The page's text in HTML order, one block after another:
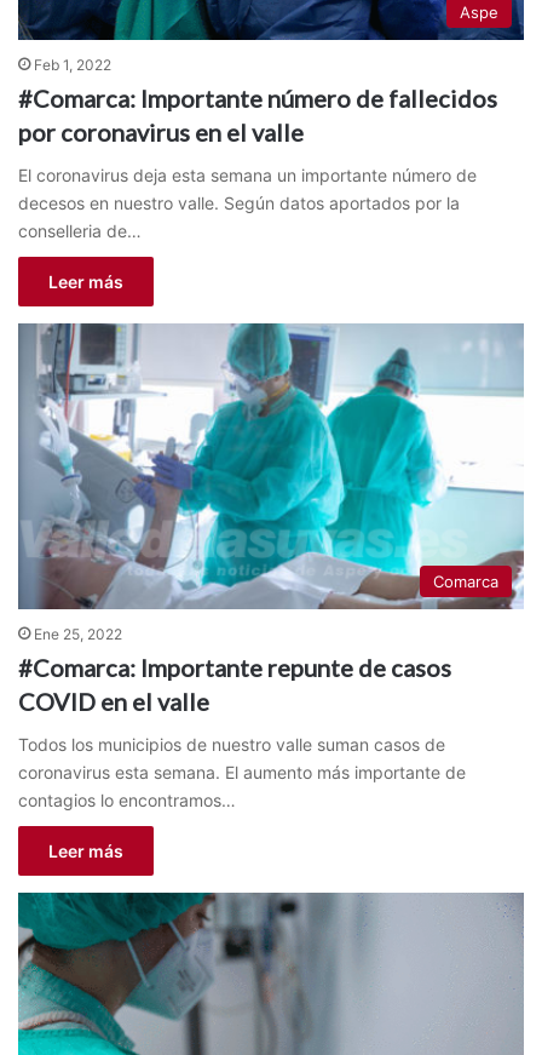
Aspe
Feb 1, 2022
#Comarca: Importante número de fallecidos
por coronavirus en el valle
El coronavirus deja esta semana un importante número de
decesos en nuestro valle. Según datos aportados por la
conselleria de…
Leer más
Comarca
Ene 25, 2022
#Comarca: Importante repunte de casos
COVID en el valle
Todos los municipios de nuestro valle suman casos de
coronavirus esta semana. El aumento más importante de
contagios lo encontramos…
Leer más